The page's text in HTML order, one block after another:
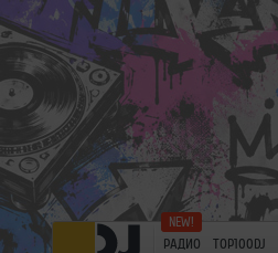
РАДИО TOP100DJ